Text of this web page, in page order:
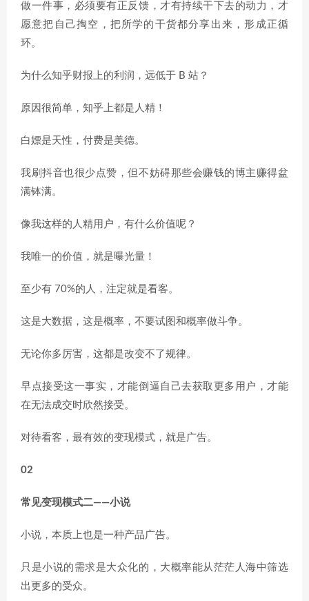
做一件事，必须要有正反馈，才有持续干下去的动力，才
愿意把自己掏空，把所学的干货都分享出来，形成正循
环。
为什么知乎财报上的利润，远低于 B 站？
原因很简单，知乎上都是人精！
白嫖是天性，付费是美德。
我刷抖音也很少点赞，但不妨碍那些会赚钱的博主赚得盆
满钵满。
像我这样的人精用户，有什么价值呢？
我唯一的价值，就是曝光量！
至少有 70%的人，注定就是看客。
这是大数据，这是概率，不要试图和概率做斗争。
无论你多厉害，这都是改变不了规律。
早点接受这一事实，才能倒逼自己去获取更多用户，才能
在无法成交时欣然接受。
对待看客，最有效的变现模式，就是广告。
02
常见变现模式二——小说
小说，本质上也是一种产品广告。
只是小说的需求是大众化的，大概率能从茫茫人海中筛选
出更多的受众。